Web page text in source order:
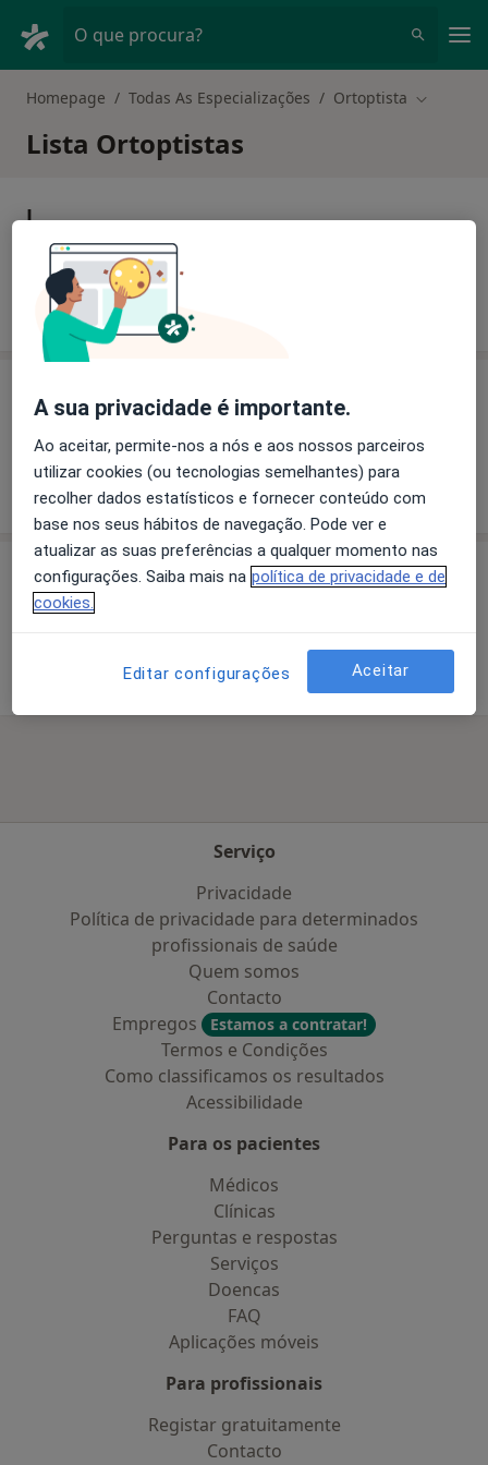
O que procura?
Homepage Todas As Especializações Ortoptista Mudar
Lista Ortoptistas
L
Ortoptista Lisboa
O
Ortoptista Oliveira do Hospital
P
Serviço
Privacidade
Política de privacidade para determinados
profissionais de saúde
Quem somos
Contacto
Empregos
Estamos a contratar!
Termos e Condições
Como classificamos os resultados
Acessibilidade
Para os pacientes
Médicos
Clínicas
Perguntas e respostas
Serviços
Doencas
FAQ
Aplicações móveis
Para profissionais
Registar gratuitamente
Contacto
A sua privacidade é importante.
Ao aceitar, permite-nos a nós e aos nossos parceiros
utilizar cookies (ou tecnologias semelhantes) para
recolher dados estatísticos e fornecer conteúdo com
base nos seus hábitos de navegação. Pode ver e
atualizar as suas preferências a qualquer momento nas
configurações. Saiba mais na política de privacidade e de
cookies.
Editar configurações Aceitar